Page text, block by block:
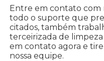
Entre em contato com
todo o suporte que
citados, também
terceirizada de
em contato agora e
nossa equipe.